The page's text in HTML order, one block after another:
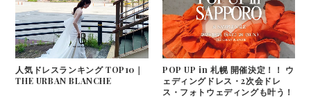
人気ドレスランキング TOP10｜
THE URBAN BLANCHE
POP UP in 札幌 開催決定！！ ウ
ェディングドレス・2次会ドレ
ス・フォトウェディングも叶う！